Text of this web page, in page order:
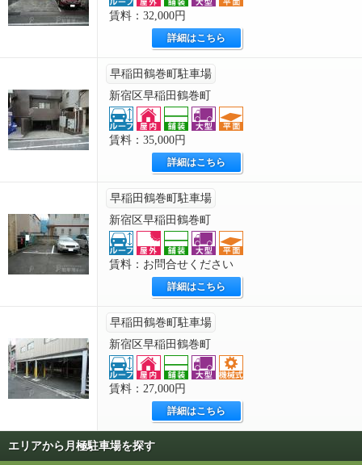
賃料：32,000円
詳細はこちら
早稲田鶴巻町駐車場
新宿区早稲田鶴巻町
賃料：35,000円
詳細はこちら
早稲田鶴巻町駐車場
新宿区早稲田鶴巻町
賃料：お問合せください
詳細はこちら
早稲田鶴巻町駐車場
新宿区早稲田鶴巻町
賃料：27,000円
詳細はこちら
エリアから月極駐車場を探す